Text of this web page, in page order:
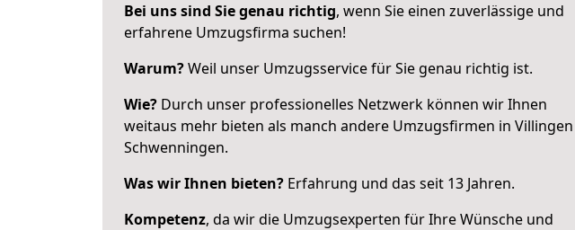
Bei uns sind Sie genau richtig, wenn Sie einen zuverlässige und
erfahrene Umzugsfirma suchen!
Warum?Weil unser Umzugsservice für Sie genau richtig ist.
Wie? Durch unser professionelles Netzwerk können wir Ihnen
weitaus mehr bieten als manch andere Umzugsfirmen in Villingen
Schwenningen.
Was wir Ihnen bieten? Erfahrung und das seit 13 Jahren.
Kompetenz, da wir die Umzugsexperten für Ihre Wünsche und